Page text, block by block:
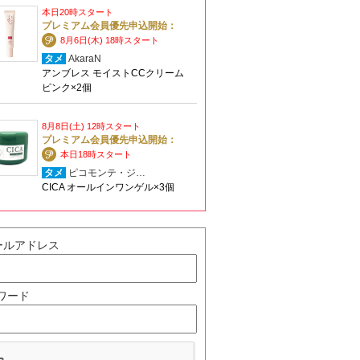
本日20時スタート
プレミアム会員優先申込開始：
8月6日(木) 18時スタート
タメ AkaraN
アンブレス モイストCCクリーム
ピンク×2個
8月8日(土) 12時スタート
プレミアム会員優先申込開始：
本日18時スタート
タメ
ピコモンテ・ジ…
CICA オールインワンゲル×3個
ルアドレス
ード